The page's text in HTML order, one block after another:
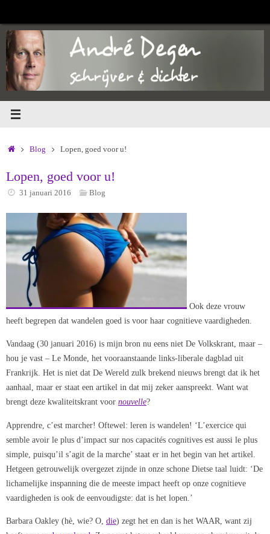
de
inhoud
HomeBlog Lopen, goed voor u!
Lopen, goed voor u!
31 januari 2016 Blog
Ook deze vrouw
heeft begrepen dat wandelen goed is voor haar cognitieve vaardigheden.
Vandaag (30 januari 2016) is mijn bron nu eens niet De Volkskrant, maar –
hou je vast – Le Monde, het vooraanstaande links-liberale dagblad uit
Frankrijk. Het is niet dat De Wereld zulk brekend nieuws brengt dat ik het
aanhaal, maar er staat een artikel in dat mij zeker aanspreekt. Want wat
brengt deze kwaliteitskrant voor nouvelle?
Apprendre, c’est marcher! Oftewel: leren is wandelen! ‘L’exercice qui
semble avoir le plus d’impact sur nos capacités cognitives est aussi le plus
simple, puisqu’il s’agit de la marche’ staat er in het begin van het artikel.
Hetgeen getrouwelijk overgezet zijnde in onze schone Dietse taal luidt: ‘De
lichamelijke inspanning die de meeste impact heeft op onze cognitieve
vaardigheden is ook de eenvoudigste: dat is het lopen.’
Barbara Oakley (hè, wie? O, die) zegt het en dan is het WAAR, want zij